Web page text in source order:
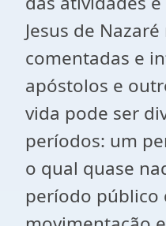
Jesus de
comentadas e
apóstolos e
vida pode ser
períodos: um
o qual quase
período público